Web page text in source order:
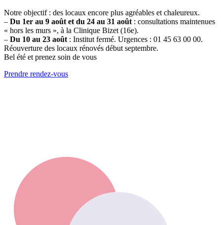
Notre objectif : des locaux encore plus agréables et chaleureux.
– Du 1er au 9 août et du 24 au 31 août : consultations maintenues
« hors les murs », à la Clinique Bizet (16e).
– Du 10 au 23 août : Institut fermé. Urgences : 01 45 63 00 00.
Réouverture des locaux rénovés début septembre.
Bel été et prenez soin de vous
Prendre rendez-vous